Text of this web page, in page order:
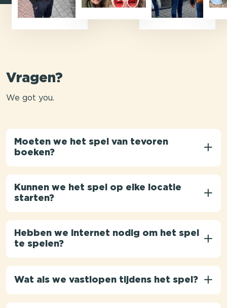
Vragen?
We got you.
Moeten we het spel van tevoren
boeken?
Kunnen we het spel op elke locatie
starten?
Hebben we internet nodig om het spel
te spelen?
Wat als we vastlopen tijdens het spel?